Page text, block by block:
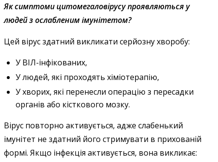
Як симптоми цитомегаловірусу проявляються у
людей з ослабленим імунітетом?
Цей вірус здатний викликати серйозну хворобу:
У ВІЛ-інфікованих,
У людей, які проходять хіміотерапію,
У хворих, які перенесли операцію з пересадки
органів або кісткового мозку.
Вірус повторно активується, адже слабенький
імунітет не здатний його стримувати в прихованій
формі. Якщо інфекція активується, вона викликає: